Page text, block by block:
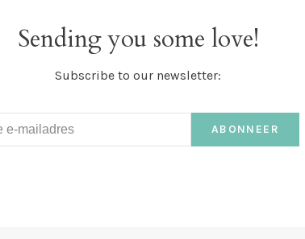
Sending you some love!
Subscribe to our newsletter:
ABONNEER